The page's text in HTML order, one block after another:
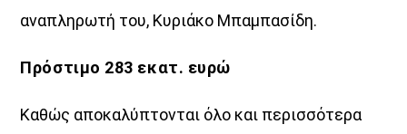
αναπληρωτή του, Κυριάκο Μπαµπασίδη.
Πρόστιµο 283 εκατ. ευρώ
Καθώς αποκαλύπτονται όλο και περισσότερα